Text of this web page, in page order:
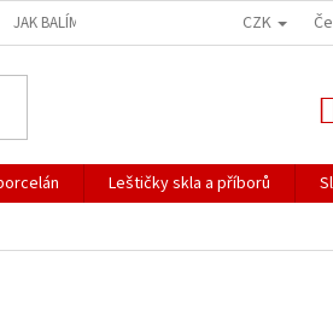
JAK BALÍME NAŠE ZÁSILKY PŘEPRAVA
CZK
Leštičky skla a příborů